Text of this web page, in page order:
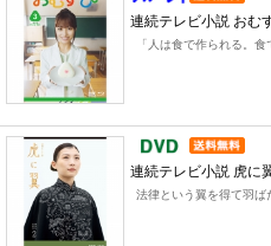
連続テレビ小説 おむ
「人は食で作られる。食
連続テレビ小説 虎に
法律という翼を得て羽ば